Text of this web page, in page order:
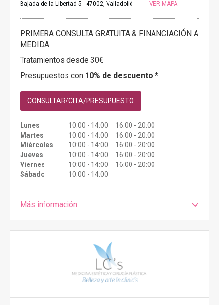
Bajada de la Libertad 5 - 47002, Valladolid VER MAPA
PRIMERA CONSULTA GRATUITA & FINANCIACIÓN A
MEDIDA
Tratamientos desde 30€
Presupuestos con 10% de descuento *
CONSULTAR/CITA/PRESUPUESTO
Lunes
10:00 - 14:00 16:00 - 20:00
Martes
10:00 - 14:00 16:00 - 20:00
Miércoles
10:00 - 14:00 16:00 - 20:00
Jueves
10:00 - 14:00 16:00 - 20:00
Viernes
10:00 - 14:00 16:00 - 20:00
Sábado
10:00 - 14:00
Más información